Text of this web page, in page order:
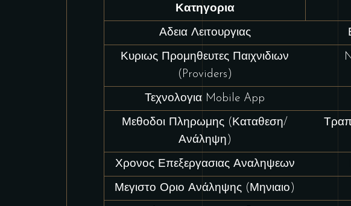
Κατηγορια
Αδεια Λειτουργιας
Κυριως Προμηθευτες Παιχνιδιων
(Providers)
Τεχνολογια Mobile App
Μεθοδοι Πληρωμης (Καταθεση/
Ανάληψη)
Χρονος Επεξεργασιας Αναληψεων
Μεγιστο Οριο Ανάληψης (Μηνιαιο)